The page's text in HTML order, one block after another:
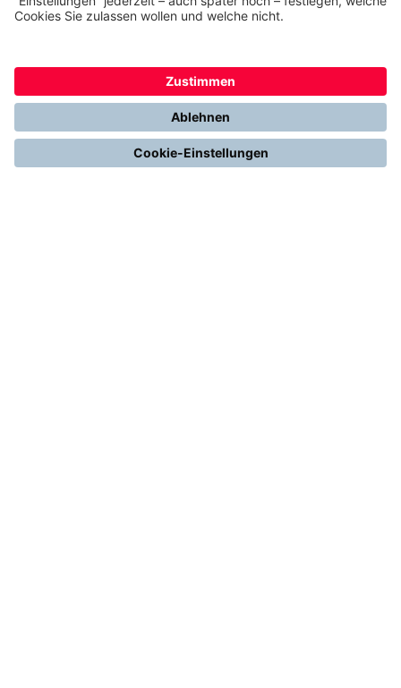
Karriere
Erfahrungen & Storys unserer Kunden
Freunde empfehlen: 300 € Prämie sichern
Ethics & Compliance bei thermondo